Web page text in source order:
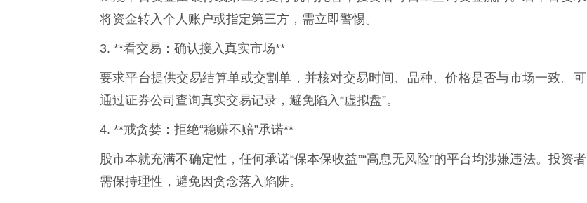
将资金转入个人账户或指定第三方，需立即警惕。
3. **看交易：确认接入真实市场**
要求平台提供交易结算单或交割单，并核对交易时间、品种、价格是否与市场一致。可
通过证券公司查询真实交易记录，避免陷入“虚拟盘”。
4. **戒贪婪：拒绝“稳赚不赔”承诺**
股市本就充满不确定性，任何承诺“保本保收益”“高息无风险”的平台均涉嫌违法。投资者
需保持理性，避免因贪念落入陷阱。